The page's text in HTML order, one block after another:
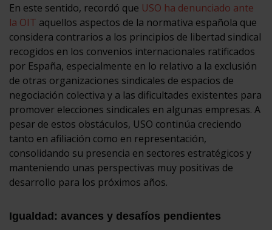
En este sentido, recordó que USO ha denunciado ante
la OIT aquellos aspectos de la normativa española que
considera contrarios a los principios de libertad sindical
recogidos en los convenios internacionales ratificados
por España, especialmente en lo relativo a la exclusión
de otras organizaciones sindicales de espacios de
negociación colectiva y a las dificultades existentes para
promover elecciones sindicales en algunas empresas. A
pesar de estos obstáculos, USO continúa creciendo
tanto en afiliación como en representación,
consolidando su presencia en sectores estratégicos y
manteniendo unas perspectivas muy positivas de
desarrollo para los próximos años.
Igualdad: avances y desafíos pendientes